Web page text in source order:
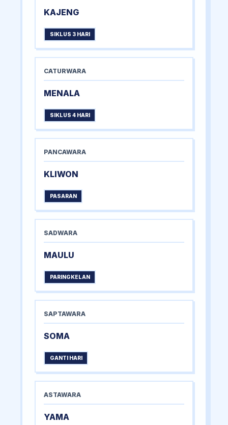
KAJENG
SIKLUS 3 HARI
CATURWARA
MENALA
SIKLUS 4 HARI
PANCAWARA
KLIWON
PASARAN
SADWARA
MAULU
PARINGKELAN
SAPTAWARA
SOMA
GANTI HARI
ASTAWARA
YAMA